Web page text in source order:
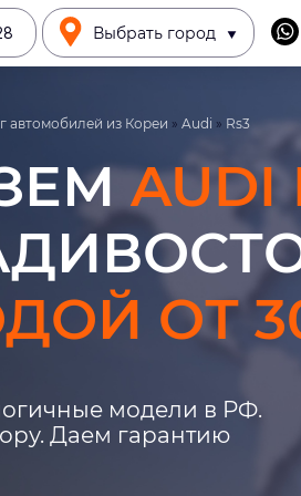
Выбрать город
автомобилей из Кореи » Audi » Rs3
ОТ
модели в РФ.
Даем гарантию